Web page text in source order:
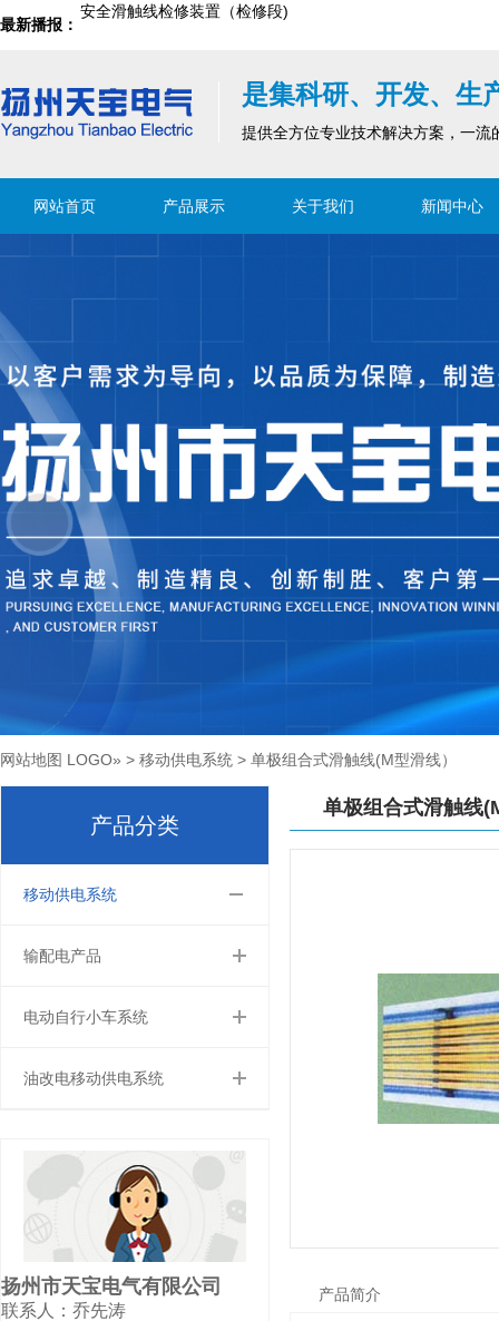
最新播报： 滑触线指示灯的安装注意事项
滑触线是移动设备中不可或缺的设施
滑触线运行中可能的问题及解决方法
是集科研、开发、生
提供全方位专业技术解决方案，一
网站首页 产品展示 关于我们 新闻中心
网站地图 LOGO» > 移动供电系统 > 单极组合式滑触线(M型滑线）
产品分类
移动供电系统
输配电产品
电动自行小车系统
油改电移动供电系统
扬州市天宝电气有限公司
联系人：乔先涛
单极组合式滑触线
产品简介